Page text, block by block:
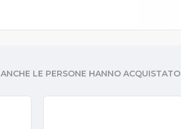
ANCHE LE PERSONE HANNO ACQUISTATO